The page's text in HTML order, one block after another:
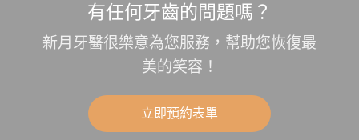
有任何牙齒的問題嗎？
新月牙醫很樂意為您服務，幫助您恢復最
美的笑容！
立即預約表單